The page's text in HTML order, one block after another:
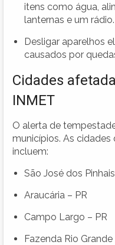
itens como água,
lanternas e um rádio.
Desligar aparelhos
causados por
Cidades
INMET
O alerta de
municípios. As
incluem:
São José dos
Araucária – PR
Campo Largo – PR
Fazenda Rio Grande